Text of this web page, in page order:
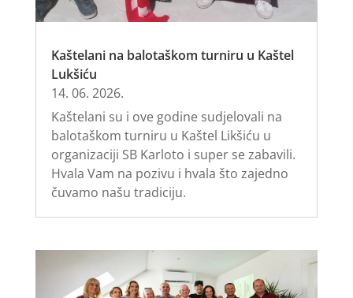
Kaštelani na balotaškom turniru u Kaštel
Lukšiću
14. 06. 2026.
Kaštelani su i ove godine sudjelovali na
balotaškom turniru u Kaštel Likšiću u
organizaciji SB Karloto i super se zabavili.
Hvala Vam na pozivu i hvala što zajedno
čuvamo našu tradiciju.